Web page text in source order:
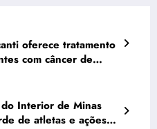
oferece tratamento
com câncer de
Interior de Minas
de atletas e ações